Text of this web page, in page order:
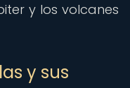
y los volcanes
y sus